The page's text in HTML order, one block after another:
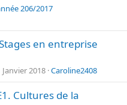
206/2017
en entreprise
Janvier 2018 Caroline2408
Cultures de la